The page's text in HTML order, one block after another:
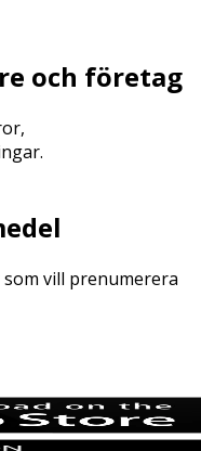
och företag
vill prenumerera